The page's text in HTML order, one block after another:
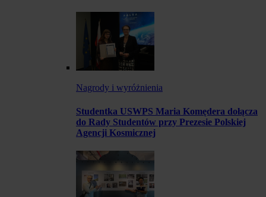
Nagrody i wyróżnienia
Studentka USWPS Maria Komędera dołącza
do Rady Studentów przy Prezesie Polskiej
Agencji Kosmicznej